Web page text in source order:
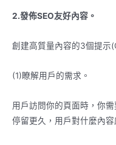
2.發佈SEO友好內容。
創建高質量內容的3個提示
(1)瞭解用戶的需求。
用戶訪問你的頁面時，你
停留更久，用戶對什麼內容